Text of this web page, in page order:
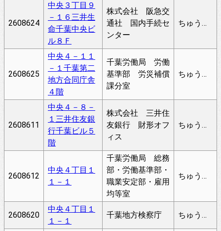
2608624
中央３丁目９
－１６三井生
命千葉中央ビ
ル８Ｆ
株式会社 阪急交
通社 国内手続セ
ンター
ちゅうおう
2608625
中央４－１１
－１千葉第二
地方合同庁舎
４階
千葉労働局 労働
基準部 労災補償
課分室
ちゅうおう
2608611
中央４－８－
１三井住友銀
行千葉ビル５
階
株式会社 三井住
友銀行 財形オフ
ィス
ちゅうおう
2608612
中央４丁目１
１－１
千葉労働局 総務
部・労働基準部・
職業安定部・雇用
均等室
ちゅうおう
2608620
中央４丁目１
１－１
千葉地方検察庁 ちゅうおう